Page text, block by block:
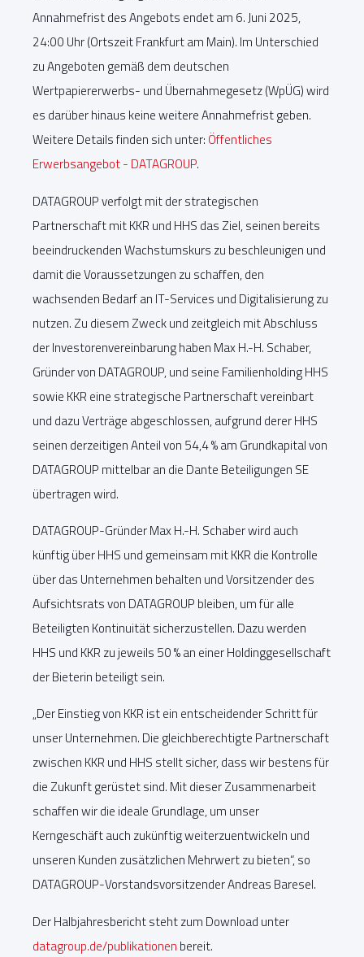
Annahmefrist des Angebots endet am 6. Juni 2025,
24:00 Uhr (Ortszeit Frankfurt am Main). Im Unterschied
zu Angeboten gemäß dem deutschen
Wertpapiererwerbs- und Übernahmegesetz (WpÜG) wird
es darüber hinaus keine weitere Annahmefrist geben.
Weitere Details finden sich unter: Öffentliches
Erwerbsangebot - DATAGROUP.
DATAGROUP verfolgt mit der strategischen
Partnerschaft mit KKR und HHS das Ziel, seinen bereits
beeindruckenden Wachstumskurs zu beschleunigen und
damit die Voraussetzungen zu schaffen, den
wachsenden Bedarf an IT-Services und Digitalisierung zu
nutzen. Zu diesem Zweck und zeitgleich mit Abschluss
der Investorenvereinbarung haben Max H.-H. Schaber,
Gründer von DATAGROUP, und seine Familienholding HHS
sowie KKR eine strategische Partnerschaft vereinbart
und dazu Verträge abgeschlossen, aufgrund derer HHS
seinen derzeitigen Anteil von 54,4 % am Grundkapital von
DATAGROUP mittelbar an die Dante Beteiligungen SE
übertragen wird.
DATAGROUP-Gründer Max H.-H. Schaber wird auch
künftig über HHS und gemeinsam mit KKR die Kontrolle
über das Unternehmen behalten und Vorsitzender des
Aufsichtsrats von DATAGROUP bleiben, um für alle
Beteiligten Kontinuität sicherzustellen. Dazu werden
HHS und KKR zu jeweils 50 % an einer Holdinggesellschaft
der Bieterin beteiligt sein.
„Der Einstieg von KKR ist ein entscheidender Schritt für
unser Unternehmen. Die gleichberechtigte Partnerschaft
zwischen KKR und HHS stellt sicher, dass wir bestens für
die Zukunft gerüstet sind. Mit dieser Zusammenarbeit
schaffen wir die ideale Grundlage, um unser
Kerngeschäft auch zukünftig weiterzuentwickeln und
unseren Kunden zusätzlichen Mehrwert zu bieten“, so
DATAGROUP-Vorstandsvorsitzender Andreas Baresel.
Der Halbjahresbericht steht zum Download unter
datagroup.de/publikationen bereit.